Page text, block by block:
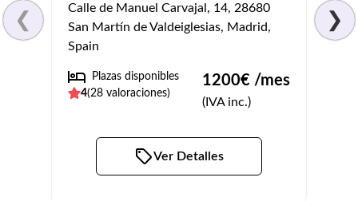
❮
Calle de Manuel Carvajal, 14, 28680
San Martín de Valdeiglesias, Madrid,
Spain
Plazas disponibles
4(28 valoraciones)
1200€ /mes
(IVA inc.)
Ver Detalles
Av.
Spain
❯